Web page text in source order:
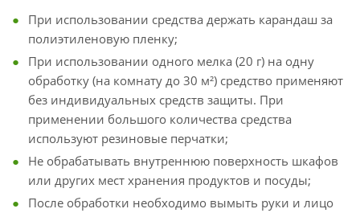
При использовании средства держать карандаш за
полиэтиленовую пленку;
При использовании одного мелка (20 г) на одну
обработку (на комнату до 30 м²) средство применяют
без индивидуальных средств защиты. При
применении большого количества средства
используют резиновые перчатки;
Не обрабатывать внутреннюю поверхность шкафов
или других мест хранения продуктов и посуды;
После обработки необходимо вымыть руки и лицо